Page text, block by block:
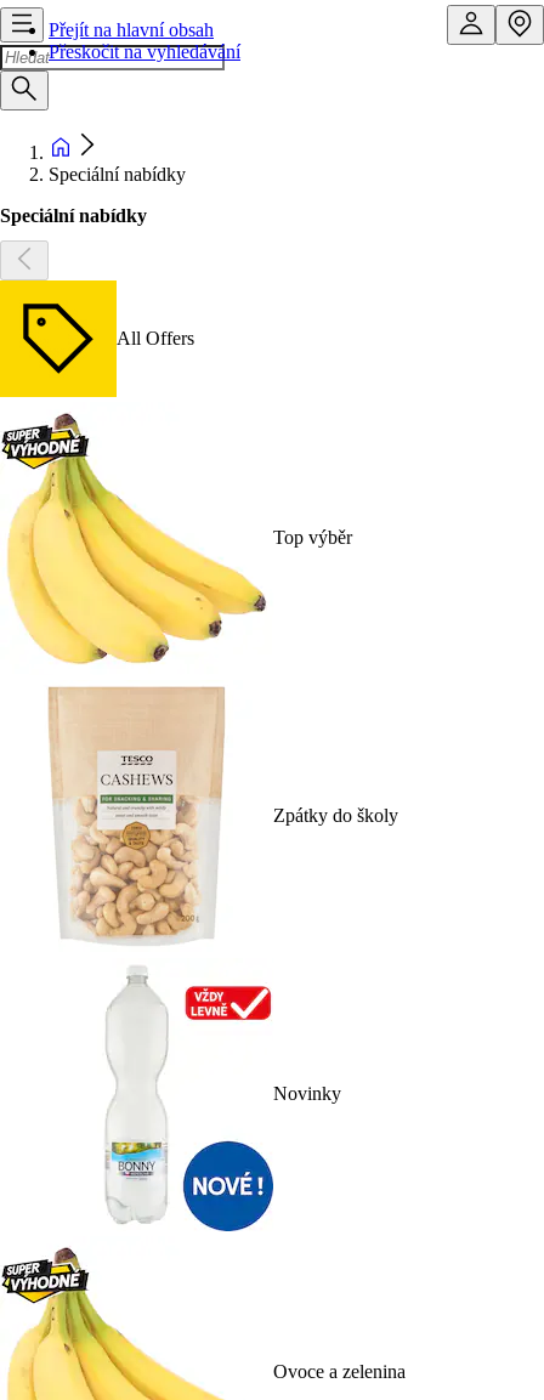
Přejít na hlavní obsah
Přeskočit na vyhledávání
Speciální nabídky
Speciální nabídky
All Offers
Top výběr
Zpátky do školy
Novinky
Ovoce a zelenina